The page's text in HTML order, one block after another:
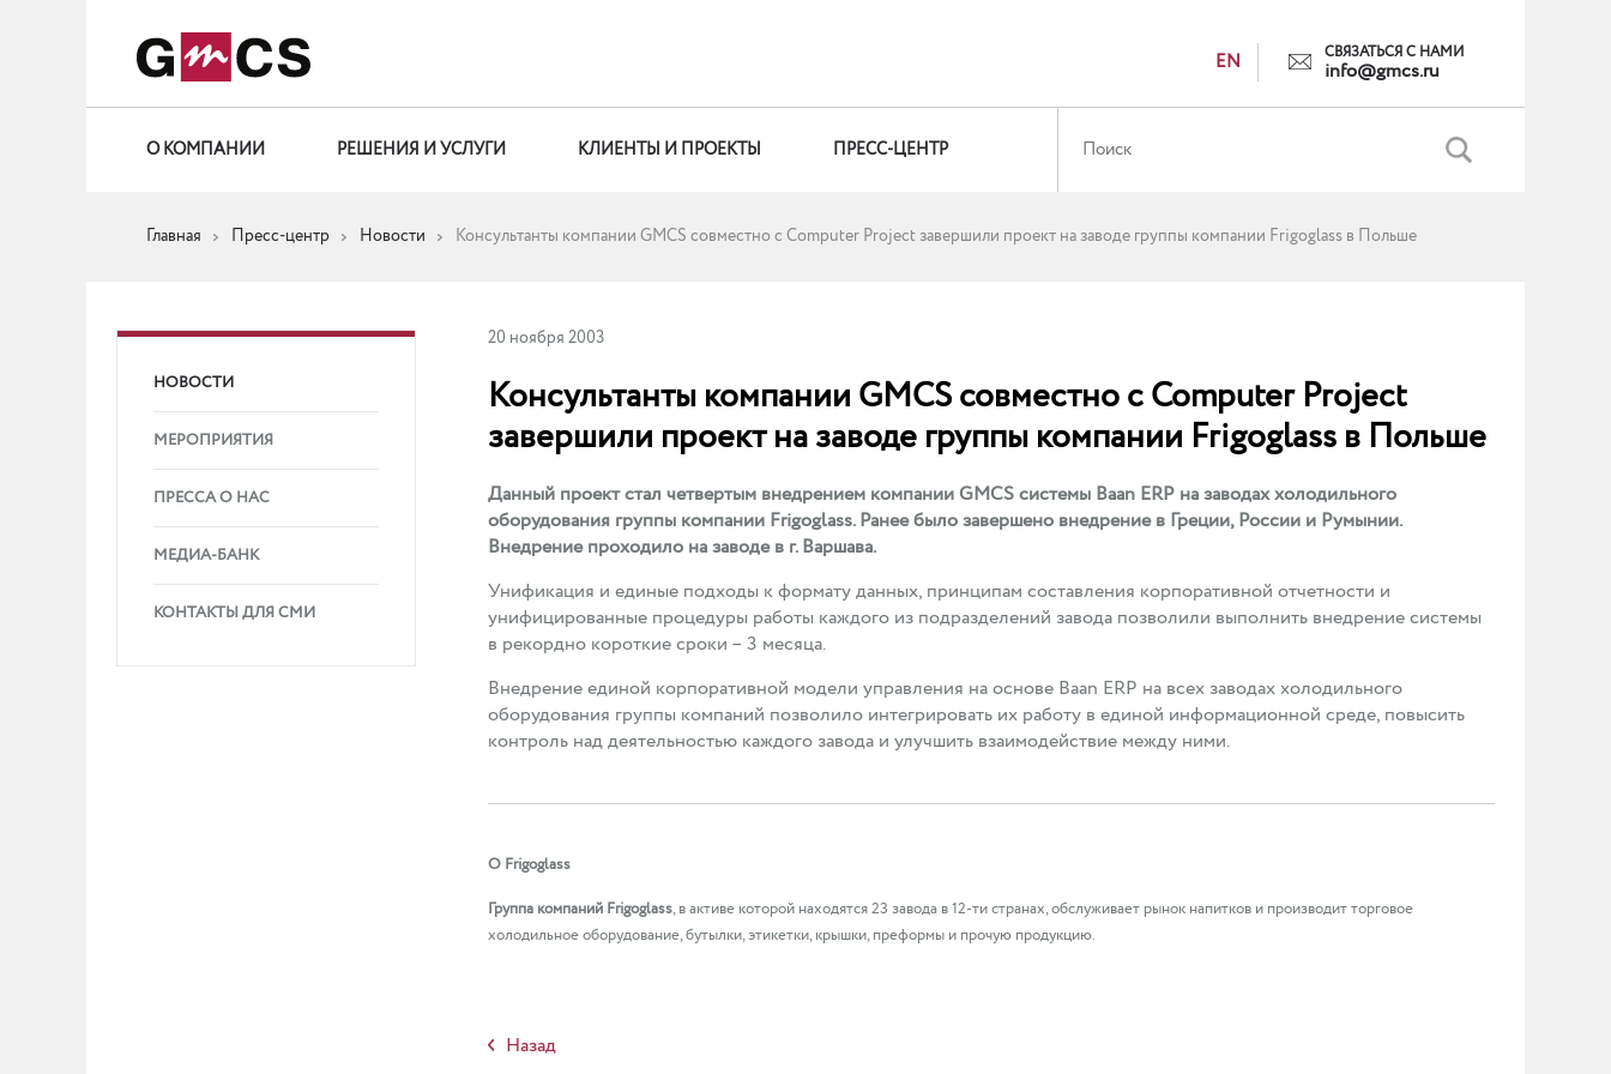
EN СВЯЗАТЬСЯ С НАМИ
info@gmcs.ru
О КОМПАНИИ РЕШЕНИЯ И УСЛУГИ КЛИЕНТЫ И ПРОЕКТЫ ПРЕСС-ЦЕНТР
Главная Пресс-центр Новости Консультанты компании GMCS совместно с Computer Project завершили проект на заводе группы компании Frigoglass в Польше
НОВОСТИ
МЕРОПРИЯТИЯ
ПРЕССА О НАС
МЕДИА-БАНК
КОНТАКТЫ ДЛЯ СМИ
20 ноября 2003
Консультанты компании GMCS совместно с Computer Project
завершили проект на заводе группы компании Frigoglass в Польше
Данный проект стал четвертым внедрением компании GMCS системы Baan ERP на заводах холодильного
оборудования группы компании Frigoglass. Ранее было завершено внедрение в Греции, России и Румынии.
Внедрение проходило на заводе в г. Варшава.
Унификация и единые подходы к формату данных, принципам составления корпоративной отчетности и
унифицированные процедуры работы каждого из подразделений завода позволили выполнить внедрение системы
в рекордно короткие сроки – 3 месяца.
Внедрение единой корпоративной модели управления на основе Baan ERP на всех заводах холодильного
оборудования группы компаний позволило интегрировать их работу в единой информационной среде, повысить
контроль над деятельностью каждого завода и улучшить взаимодействие между ними.
О Frigoglass
Группа компаний Frigoglass, в активе которой находятся 23 завода в 12-ти странах, обслуживает рынок напитков и производит торговое
холодильное оборудование, бутылки, этикетки, крышки, преформы и прочую продукцию.
Назад